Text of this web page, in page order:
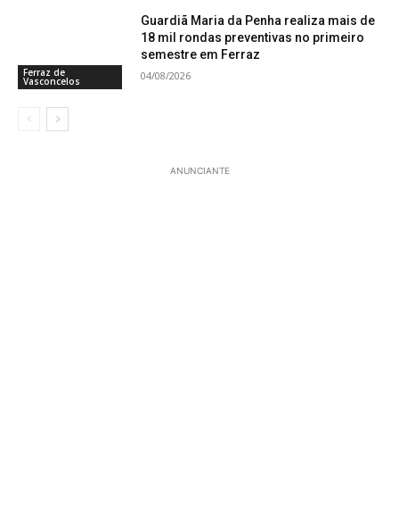
Ferraz de
Vasconcelos
Guardiã Maria da Penha realiza mais de
18 mil rondas preventivas no primeiro
semestre em Ferraz
04/08/2026
ANUNCIANTE